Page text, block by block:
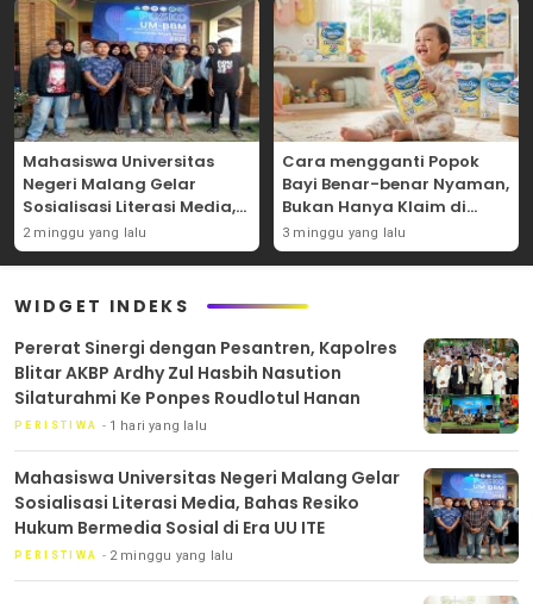
Mahasiswa Universitas
Negeri Malang Gelar
Sosialisasi Literasi Media,
Bahas Resiko Hukum
Bermedia Sosial di Era UU
2 minggu yang lalu
Cara mengganti Popok
Bayi Benar-benar Nyaman,
Bukan Hanya Klaim di
Kemasan
3 minggu yang lalu
WIDGET INDEKS
Pererat Sinergi dengan Pesantren, Kapolres
Blitar AKBP Ardhy Zul Hasbih Nasution
Silaturahmi Ke Ponpes Roudlotul Hanan
PERISTIWA 1 hari yang lalu
Mahasiswa Universitas Negeri Malang Gelar
Sosialisasi Literasi Media, Bahas Resiko
Hukum Bermedia Sosial di Era UU ITE
PERISTIWA 2 minggu yang lalu